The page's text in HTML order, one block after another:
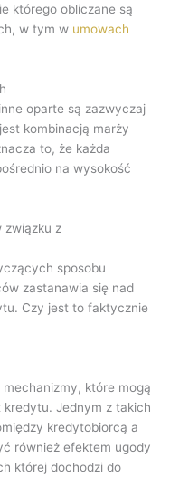
którego obliczane są
w tym w umowach
oparte są zazwyczaj
kombinacją marży
to, że każda
na wysokość
związku z
sposobu
zastanawia się nad
Czy jest to faktycznie
które mogą
kredytu. Jednym z takich
kredytobiorcą a
również efektem ugody
której dochodzi do